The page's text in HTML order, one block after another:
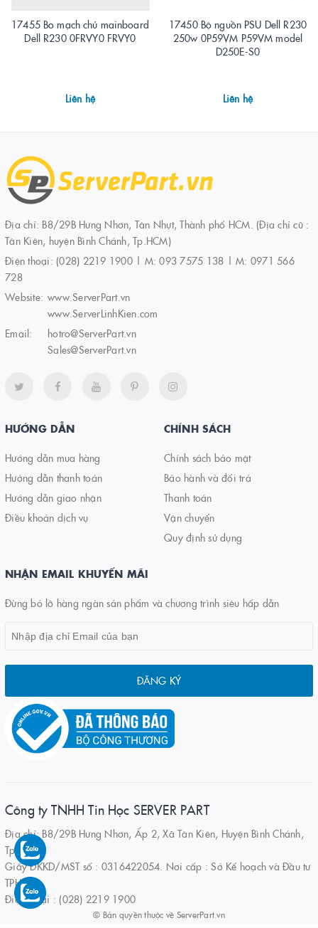
17455 Bo mạch chủ mainboard
Dell R230 0FRVY0 FRVY0
Liên hệ
17450 Bộ nguồn PSU Dell R230
250w 0P59VM P59VM model
D250E-S0
Liên hệ
Địa chỉ: B8/29B Hưng Nhơn, Tân Nhựt, Thành phố HCM. (Địa chỉ cũ :
Tân Kiên, huyện Bình Chánh, Tp.HCM)
Điện thoại: (028) 2219 1900 | M: 093 7575 138 | M: 0971 566
728
Website: www.ServerPart.vn
www.ServerLinhKien.com
Email:
hotro@ServerPart.vn
Sales@ServerPart.vn
HƯỚNG DẪN
Hướng dẫn mua hàng
Hướng dẫn thanh toán
Hướng dẫn giao nhận
Điều khoản dịch vụ
CHÍNH SÁCH
Chính sách bảo mật
Bảo hành và đổi trả
Thanh toán
Vận chuyển
Quy định sử dụng
NHẬN EMAIL KHUYẾN MÃI
Đừng bỏ lỡ hàng ngàn sản phẩm và chương trình siêu hấp dẫn
ĐĂNG KÝ
Công ty TNHH Tin Học SERVER PART
Địa chỉ: B8/29B Hưng Nhơn, Ấp 2, Xã Tân Kiên, Huyện Bình Chánh,
Tp.HCM
Giấy ĐKKD/MST số : 0316422054. Nơi cấp : Sở Kế hoạch và Đầu tư
TPHCM
Điện thoại : (028) 2219 1900
© Bản quyền thuộc về ServerPart.vn